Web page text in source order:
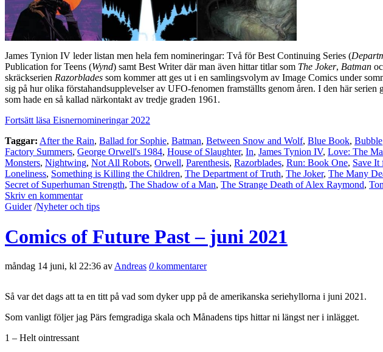
James Tynion IV leder listan men hela fem nomineringar: Två för Best Continuing Series (
Publication for Teens (Wynd) samt Best Writer där man även hittar titlar som The Joker, Batman
skräckserien Razorblades som kommer att ges ut i en samlingsvolym av Image Comics under
sig på hur olika förstahandsupplevelser av UFO-fenomen framställts genom åren. I den här
som hade en så kallad närkontakt av tredje graden 1961.
Fortsätt läsa Eisnernomineringar 2022
Taggar: After the Rain, Ballad for Sophie, Batman, Between Snow and Wolf, Blue Book, Bubble
Factory Summers, George Orwell's 1984, House of Slaughter, In, James Tynion IV, Love: The
Monsters, Nightwing, Not All Robots, Orwell, Parenthesis, Razorblades, Run: Book One, Save It
Loneliness, Something is Killing the Children, The Department of Truth, The Joker, The Many
Secret of Superhuman Strength, The Shadow of a Man, The Strange Death of Alex Raymond,
Skriv en kommentar
Guider/Nyheter och tips
Comics of Future Past – juni 2021
måndag 14 juni, kl 22:36 av Andreas 0 kommentarer
Så var det dags att ta en titt på vad som dyker upp på de amerikanska seriehyllorna i juni 2021.
Som vanligt följer jag Pärs femgradiga skala och Månadens tips hittar ni längst ner i inlägget.
1 – Helt ointressant